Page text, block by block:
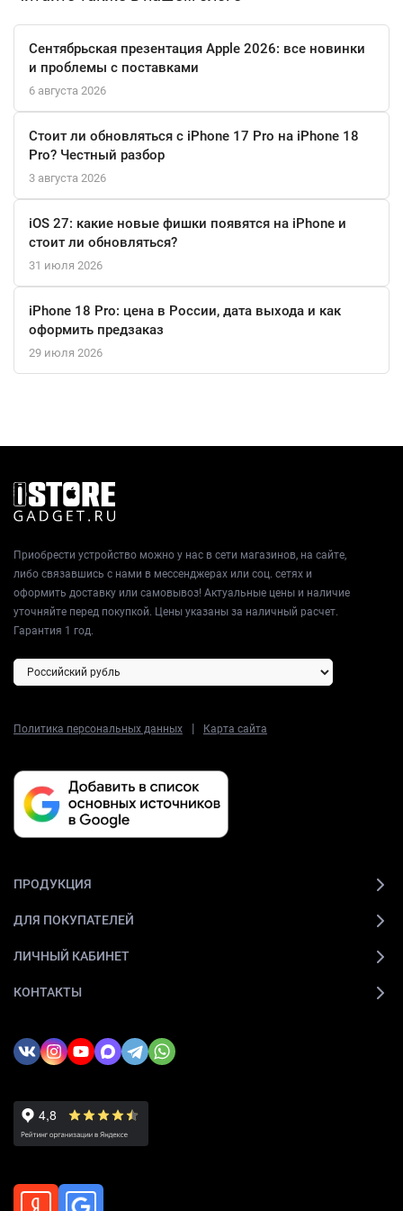
Этот телефон также обладает высокой защитой от воды и
пыли, что подтверждено стандартом IP68, позволяя
находиться под водой на глубине до 6 метров в течение 30
минут. Уникальные функции, такие как экстренный вызов SOS
через спутник и распознавание дорожных ситуаций, делают
его не только стильным, но и безопасным спутником.
Apple iPhone 16 Pro 512 ГБ, White Titanium — это идеальное
сочетание технологий и дизайна, которое отвечает
потребностям даже самых требовательных пользователей.
Сентябрьская презентация Apple 2026: все новинки
и проблемы с поставками
6 августа 2026
Стоит ли обновляться с iPhone 17 Pro на iPhone 18
Pro? Честный разбор
3 августа 2026
iOS 27: какие новые фишки появятся на iPhone и
стоит ли обновляться?
31 июля 2026
iPhone 18 Pro: цена в России, дата выхода и как
оформить предзаказ
29 июля 2026
Приобрести устройство можно у нас в сети магазинов, на сайте,
либо связавшись с нами в мессенджерах или соц. сетях и
оформить доставку или самовывоз! Актуальные цены и наличие
уточняйте перед покупкой. Цены указаны за наличный расчет.
Гарантия 1 год.
Политика персональных данных | Карта сайта
ПРОДУКЦИЯ
ДЛЯ ПОКУПАТЕЛЕЙ
ЛИЧНЫЙ КАБИНЕТ
КОНТАКТЫ